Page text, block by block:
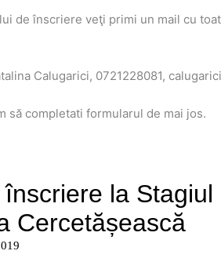
de înscriere veţi primi un mail cu
Calugarici, 0721228081,
să completati formularul de mai jos.